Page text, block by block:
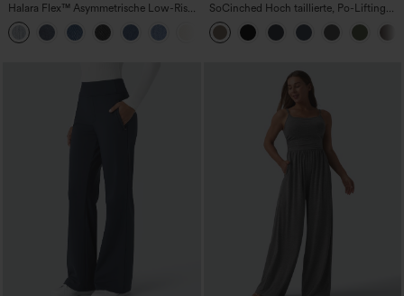
Halara Flex™ Asymmetrische Low-Rise-
Jeans mit Reißverschlusstaschen,
Baggy-Stil, weitem Bein, gewaschen,
lässig
+5
SoCinched Hoch taillierte, Po-Lifting
7/8-Trainingsleggings mit
Bauchkontrolle und Seitentaschen